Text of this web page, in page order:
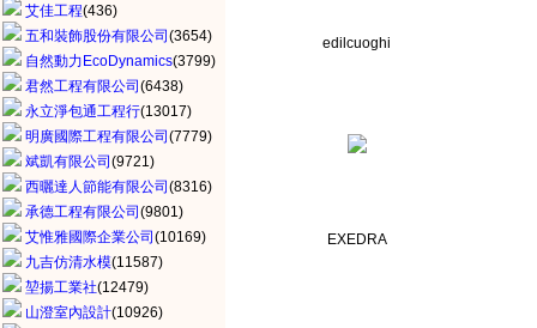
艾佳工程(436)
五和裝飾股份有限公司 (3654)
自然動力EcoDynamics(3799)
君然工程有限公司 (6438)
永立淨包通工程行(13017)
明廣國際工程有限公司 (7779)
斌凱有限公司 (9721)
西曬達人節能有限公司 (8316)
承德工程有限公司 (9801)
艾惟雅國際企業公司 (10169)
九吉仿清水模(11587)
堃揚工業社(12479)
山澄室內設計(10926)
edilcuoghi
EXEDRA